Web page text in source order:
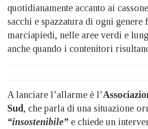
quotidianamente accanto ai
sacchi e spazzatura di ogni genere
marciapiedi, nelle aree verdi e
anche quando i contenitori
A lanciare l’allarme è l’
Sud, che parla di una situazione
“insostenibile” e chiede un